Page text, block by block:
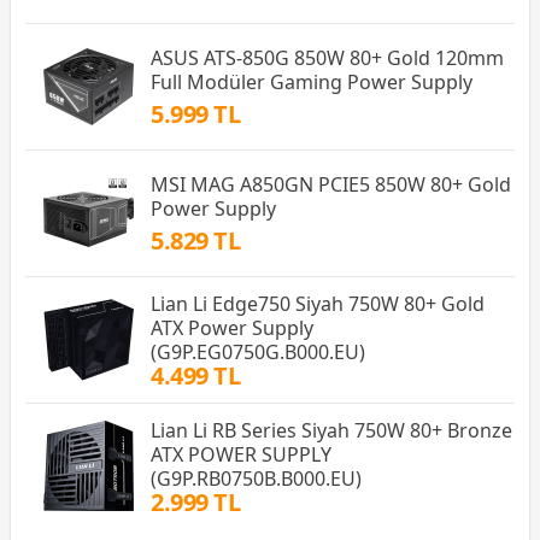
ASUS ATS-850G 850W 80+ Gold 120mm
Full Modüler Gaming Power Supply
5.999 TL
MSI MAG A850GN PCIE5 850W 80+ Gold
Power Supply
5.829 TL
Lian Li Edge750 Siyah 750W 80+ Gold
ATX Power Supply
(G9P.EG0750G.B000.EU)
4.499 TL
Lian Li RB Series Siyah 750W 80+ Bronze
ATX POWER SUPPLY
(G9P.RB0750B.B000.EU)
2.999 TL